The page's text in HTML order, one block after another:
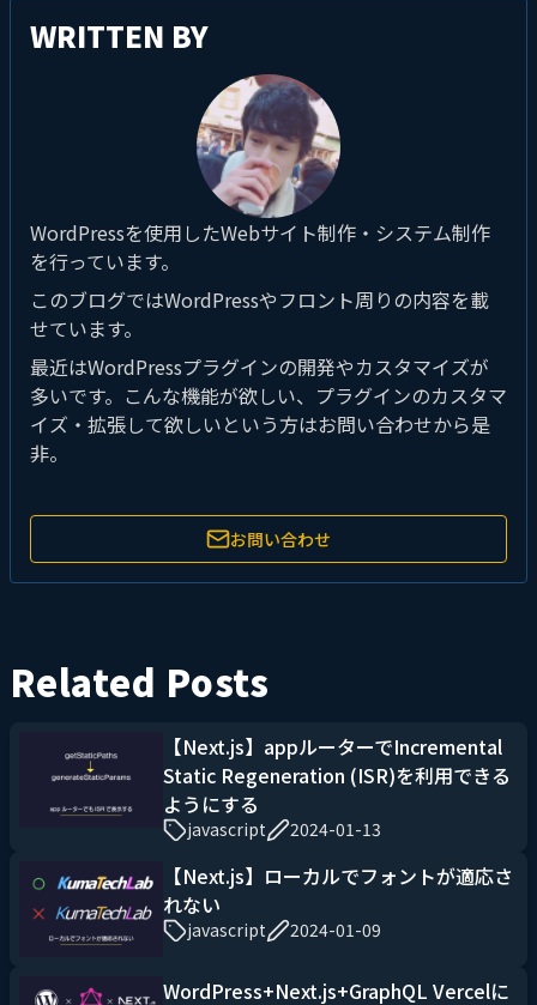
WRITTEN BY
WordPressを使用したWebサイト制作・システム制作
を行っています。
このブログではWordPressやフロント周りの内容を載
せています。
最近はWordPressプラグインの開発やカスタマイズが
多いです。こんな機能が欲しい、プラグインのカスタマ
イズ・拡張して欲しいという方はお問い合わせから是
非。
お問い合わせ
Related Posts
【Next.js】appルーターでIncremental
Static Regeneration (ISR)を利用できる
ようにする
javascript 2024-01-13
【Next.js】ローカルでフォントが適応さ
れない
javascript 2024-01-09
WordPress+Next.js+GraphQL Vercelに